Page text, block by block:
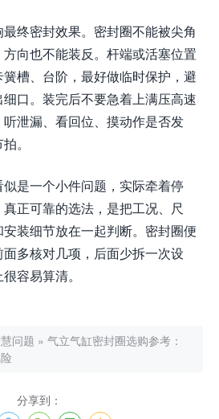
终密封效果。密封圈不能被尖角
向也不能装反。杆端或活塞位置
槽、台阶，最好做临时保护，避
口。装完后不要急着上满压高速
泄漏、看回位、摸动作是否发
。
是一个小件问题，实际牵着停
正可靠的选法，是把工况、尺
装细节放在一起判断。密封圈便
多核对几项，后面少拆一次设
容易算清。
问题 » 气立气缸密封圈选购参考：
分享到：